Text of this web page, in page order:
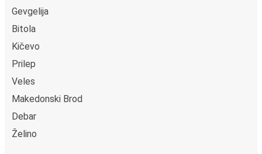
Gevgelija
Bitola
Kičevo
Prilep
Veles
Makedonski Brod
Debar
Želino